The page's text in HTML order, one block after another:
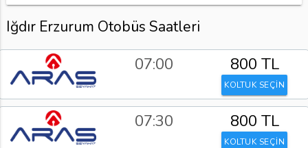
Iğdır Erzurum Otobüs Saatleri
07:00 800 TL
KOLTUK SEÇİN
07:30 800 TL
KOLTUK SEÇİN